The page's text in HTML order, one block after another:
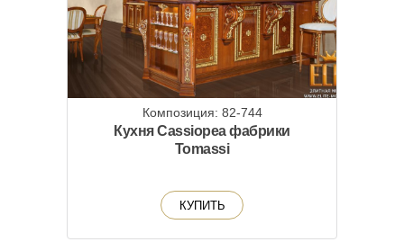
Композиция: 82-744
Кухня Cassiopea фабрики
Tomassi
КУПИТЬ